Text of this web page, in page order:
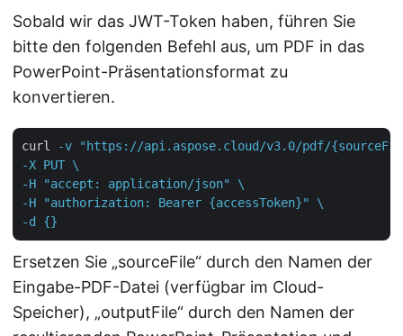
Sobald wir das JWT-Token haben, führen Sie
bitte den folgenden Befehl aus, um PDF in das
PowerPoint-Präsentationsformat zu
konvertieren.
curl
-v "https://api.aspose.cloud/v3.0/pdf/
-X PUT \
-H "accept: application/json" \
-H "authorization: Bearer {accessToken}" \
-d {}
Ersetzen Sie „sourceFile“ durch den Namen der
Eingabe-PDF-Datei (verfügbar im Cloud-
Speicher), „outputFile“ durch den Namen der